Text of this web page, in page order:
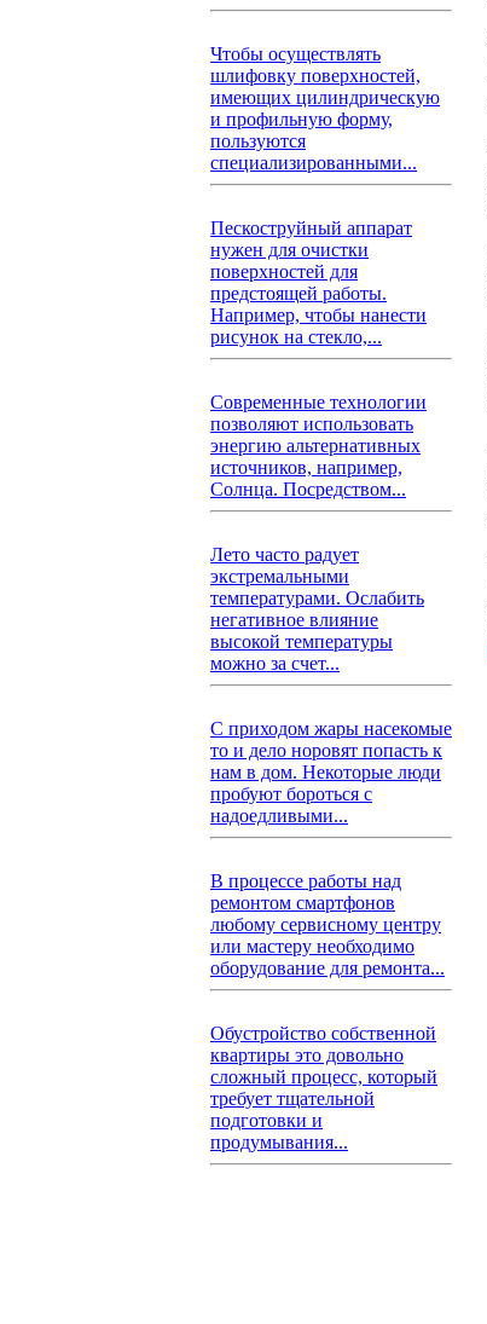
Чтобы осуществлять
шлифовку поверхностей,
имеющих цилиндрическую
и профильную форму,
пользуются
специализированными...
Пескоструйный аппарат
нужен для очистки
поверхностей для
предстоящей работы.
Например, чтобы нанести
рисунок на стекло,...
Современные технологии
позволяют использовать
энергию альтернативных
источников, например,
Солнца. Посредством...
Лето часто радует
экстремальными
температурами. Ослабить
негативное влияние
высокой температуры
можно за счет...
С приходом жары насекомые
то и дело норовят попасть к
нам в дом. Некоторые люди
пробуют бороться с
надоедливыми...
В процессе работы над
ремонтом смартфонов
любому сервисному центру
или мастеру необходимо
оборудование для ремонта...
Обустройство собственной
квартиры это довольно
сложный процесс, который
требует тщательной
подготовки и
продумывания...